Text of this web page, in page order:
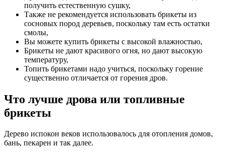
получить естественную сушку,
Также не рекомендуется использовать брикеты из
сосновых пород деревьев, поскольку там есть остатки
смолы,
Вы можете купить брикеты с высокой влажностью,
Брикеты не дают красивого огня, но дают высокую
температуру,
Топить брикетами надо учиться, поскольку горение
существенно отличается от горения дров.
Что лучше дрова или топливные
брикеты
Дерево испокон веков использовалось для отопления домов,
бань, пекарен и так далее.